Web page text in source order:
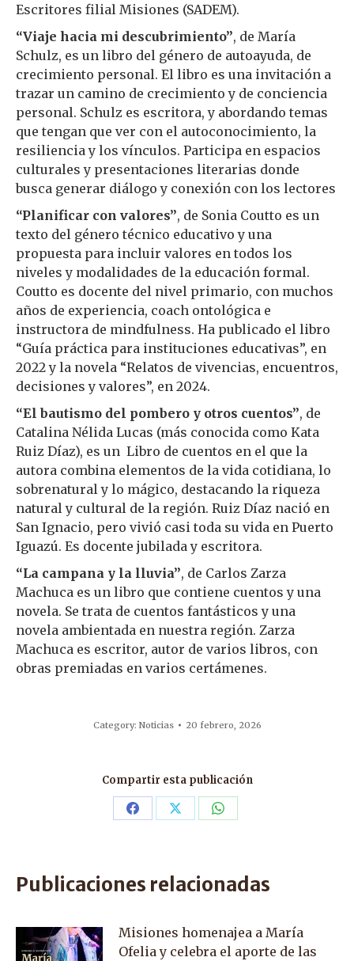
Escritores filial Misiones (SADEM).
“Viaje hacia mi descubrimiento”, de María
Schulz, es un libro del género de autoayuda, de
crecimiento personal. El libro es una invitación a
trazar un camino de crecimiento y de conciencia
personal. Schulz es escritora, y abordando temas
que tengan que ver con el autoconocimiento, la
resiliencia y los vínculos. Participa en espacios
culturales y presentaciones literarias donde
busca generar diálogo y conexión con los lectores
“Planificar con valores”, de Sonia Coutto es un
texto del género técnico educativo y una
propuesta para incluir valores en todos los
niveles y modalidades de la educación formal.
Coutto es docente del nivel primario, con muchos
años de experiencia, coach ontológica e
instructora de mindfulness. Ha publicado el libro
“Guía práctica para instituciones educativas”, en
2022 y la novela “Relatos de vivencias, encuentros,
decisiones y valores”, en 2024.
“El bautismo del pombero y otros cuentos”, de
Catalina Nélida Lucas (más conocida como Kata
Ruiz Díaz), es un Libro de cuentos en el que la
autora combina elementos de la vida cotidiana, lo
sobrenatural y lo mágico, destacando la riqueza
natural y cultural de la región. Ruiz Díaz nació en
San Ignacio, pero vivió casi toda su vida en Puerto
Iguazú. Es docente jubilada y escritora.
“La campana y la lluvia”, de Carlos Zarza
Machuca es un libro que contiene cuentos y una
novela. Se trata de cuentos fantásticos y una
novela ambientada en nuestra región. Zarza
Machuca es escritor, autor de varios libros, con
obras premiadas en varios certámenes.
Category: Noticias 20 febrero, 2026
Compartir esta publicación
Share Share Share
Publicaciones relacionadas
Misiones homenajea a María
Ofelia y celebra el aporte de las